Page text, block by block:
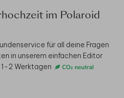
im Polaroid
für all deine Fragen
in unserem einfachen Editor
2 Werktagen